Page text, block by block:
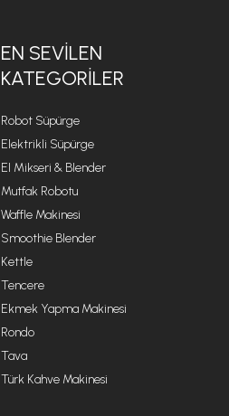
EN SEVILEN
KATEGORILER
Robot Süpürge
Elektrikli Süpürge
El Mikseri & Blender
Mutfak Robotu
Waffle Makinesi
Smoothie Blender
Kettle
Tencere
Ekmek Yapma Makinesi
Rondo
Tava
Türk Kahve Makinesi